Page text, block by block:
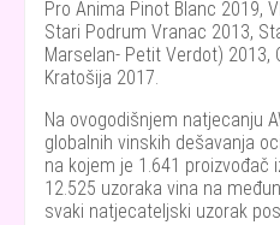
Pro Anima Pinot Blanc 2019,
Stari Podrum Vranac 2013,
Marselan- Petit Verdot) 2013,
Kratošija 2017.
Na ovogodišnjem natjecanju
globalnih vinskih dešavanja
na kojem je 1.641 proizvođač
12.525 uzoraka vina na
svaki natjecateljski uzorak